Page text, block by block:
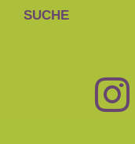
SUCHE